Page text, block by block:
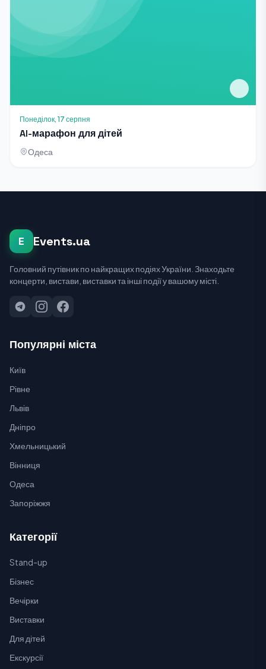
Понеділок, 17 серпня
AI-марафон для дітей
Одеса
E Events.ua
Головний путівник по найкращих подіях України. Знаходьте
концерти, вистави, виставки та інші події у вашому місті.
Популярні міста
Київ
Рівне
Львів
Дніпро
Хмельницький
Вінниця
Одеса
Запоріжжя
Категорії
Stand-up
Бізнес
Вечірки
Виставки
Для дітей
Екскурсії